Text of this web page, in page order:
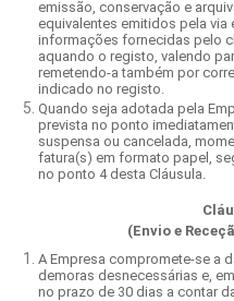
emissão, conservação e
equivalentes emitidos pela
informações fornecidas pelo
aquando o registo, valendo
remetendo-a também por
indicado no registo.
Quando seja adotada pela
prevista no ponto
suspensa ou cancelada,
fatura(s) em formato papel,
no ponto 4 desta Cláusula.
(Envio e
A Empresa compromete-se a
demoras desnecessárias e,
no prazo de 30 dias a contar